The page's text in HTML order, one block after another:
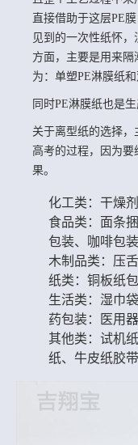
直接借助于这层PE
见到的一次性纸怀
方面，主要是用来
为：单塑PE淋膜纸和
同时PE淋膜纸也是
关于离型纸的选择
高考的过程，因为
果。
化工类：干燥
食品类：面条
包装、咖啡包装
木制品类：压
纸类：铜板纸
生活类：湿巾
药包装：医用
其他类：试机
纸、牛皮纸胶